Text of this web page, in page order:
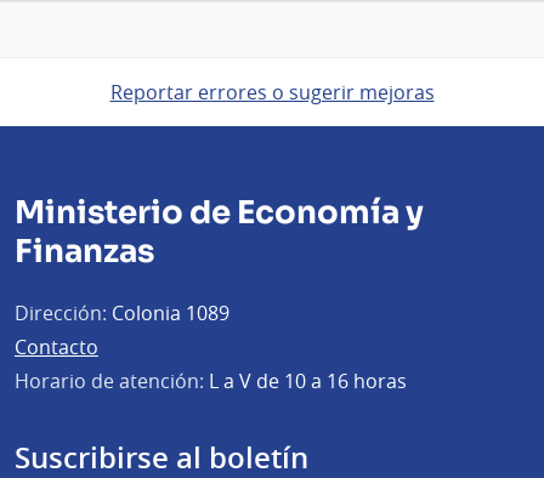
Reportar errores o sugerir mejoras
Ministerio de Economía y
Finanzas
Dirección: Colonia 1089
Contacto
Horario de atención: L a V de 10 a 16 horas
Suscribirse al boletín